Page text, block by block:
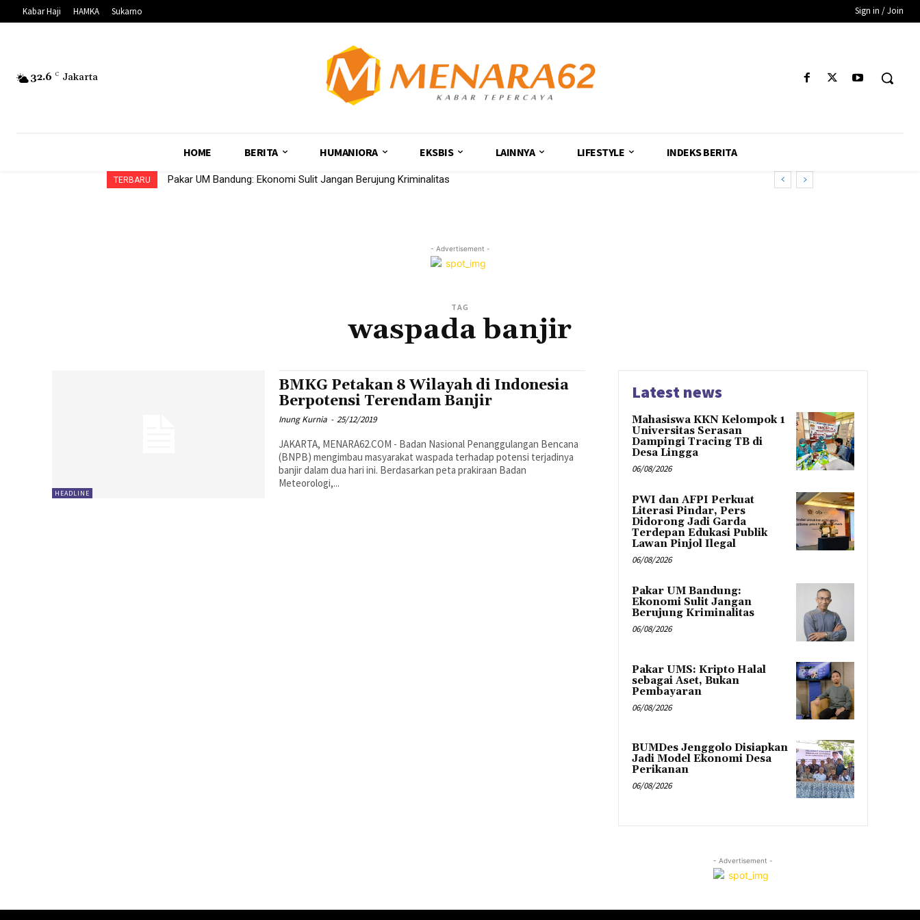
Kabar Haji HAMKA Sukarno Sign in / Join
32.6 C Jakarta
HOME BERITA HUMANIORA EKSBIS LAINNYA LIFESTYLE INDEKS BERITA
TERBARU Pakar UM Bandung: Ekonomi Sulit Jangan Berujung Kriminalitas
- Advertisement -
TAG
waspada banjir
HEADLINE
BMKG Petakan 8 Wilayah di Indonesia
Berpotensi Terendam Banjir
Inung Kurnia - 25/12/2019
JAKARTA, MENARA62.COM - Badan Nasional Penanggulangan Bencana
(BNPB) mengimbau masyarakat waspada terhadap potensi terjadinya
banjir dalam dua hari ini. Berdasarkan peta prakiraan Badan
Meteorologi,...
Latest news
Mahasiswa KKN Kelompok 1
Universitas Serasan
Dampingi Tracing TB di
Desa Lingga
06/08/2026
PWI dan AFPI Perkuat
Literasi Pindar, Pers
Didorong Jadi Garda
Terdepan Edukasi Publik
Lawan Pinjol Ilegal
06/08/2026
Pakar UM Bandung:
Ekonomi Sulit Jangan
Berujung Kriminalitas
06/08/2026
Pakar UMS: Kripto Halal
sebagai Aset, Bukan
Pembayaran
06/08/2026
BUMDes Jenggolo Disiapkan
Jadi Model Ekonomi Desa
Perikanan
06/08/2026
- Advertisement -